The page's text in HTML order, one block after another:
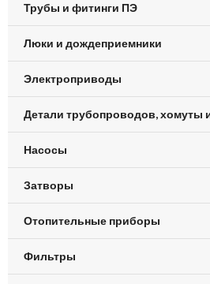
Трубы и фитинги ПЭ
Люки и дождеприемники
Электроприводы
Детали трубопроводов, хомуты
Насосы
Затворы
Отопительные приборы
Фильтры